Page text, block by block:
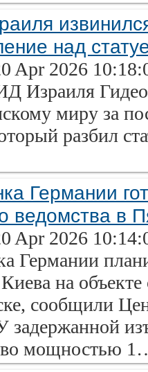
над
Apr 2026
Израиля
миру за
разбил
Германии
ведомства в
Apr 2026
Германии
на
сообщили
задержанной
мощностью